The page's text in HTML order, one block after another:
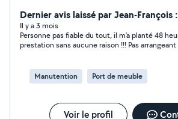
Dernier avis laissé par Jean-François
Il y a 3 mois
Personne pas fiable du tout, il m’a planté 48
prestation sans aucune raison !!! Pas arrangeant du tout, je
Manutention Port de meuble
Voir le profil